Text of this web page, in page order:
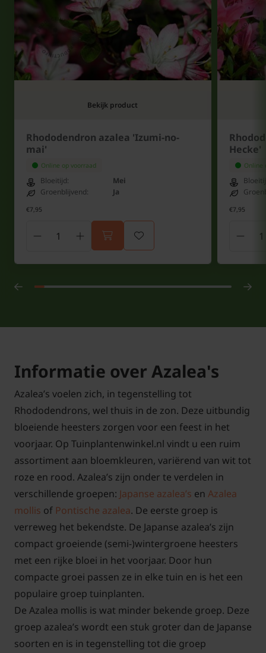
Bekijk product
Rhododendron azalea 'Izumi-no-
mai'
Online op voorraad
Bloeitijd:
Mei
Groenblijvend:
Ja
€7,95
Hecke'
Online
€7,95
Informatie over Azalea's
Azalea’s voelen zich, in tegenstelling tot
Rhododendrons, wel thuis in de zon. Deze uitbundig
bloeiende heesters zorgen voor een feest in het
voorjaar. Op Tuinplantenwinkel.nl vindt u een ruim
assortiment aan bloemkleuren, variërend van wit tot
roze en rood. Azalea’s zijn onder te verdelen in
verschillende groepen: Japanse azalea’s en Azalea
mollis of Pontische azalea. De eerste groep is
verreweg het bekendste. De Japanse azalea’s zijn
compact groeiende (semi-)wintergroene heesters
met een rijke bloei in het voorjaar. Door hun
compacte groei passen ze in elke tuin en is het een
populaire groep tuinplanten.
De Azalea mollis is wat minder bekende groep. Deze
groep azalea’s wordt een stuk groter dan de Japanse
soorten en is in tegenstelling tot die groep